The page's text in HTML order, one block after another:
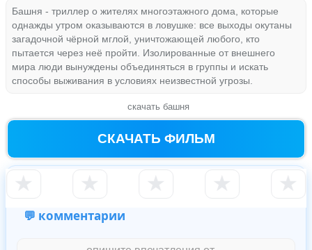
Башня - триллер о жителях многоэтажного дома, которые
однажды утром оказываются в ловушке: все выходы окутаны
загадочной чёрной мглой, уничтожающей любого, кто
пытается через неё пройти. Изолированные от внешнего
мира люди вынуждены объединяться в группы и искать
способы выживания в условиях неизвестной угрозы.
скачать башня
СКАЧАТЬ ФИЛЬМ
★ ★ ★ ★ ★
💬 комментарии